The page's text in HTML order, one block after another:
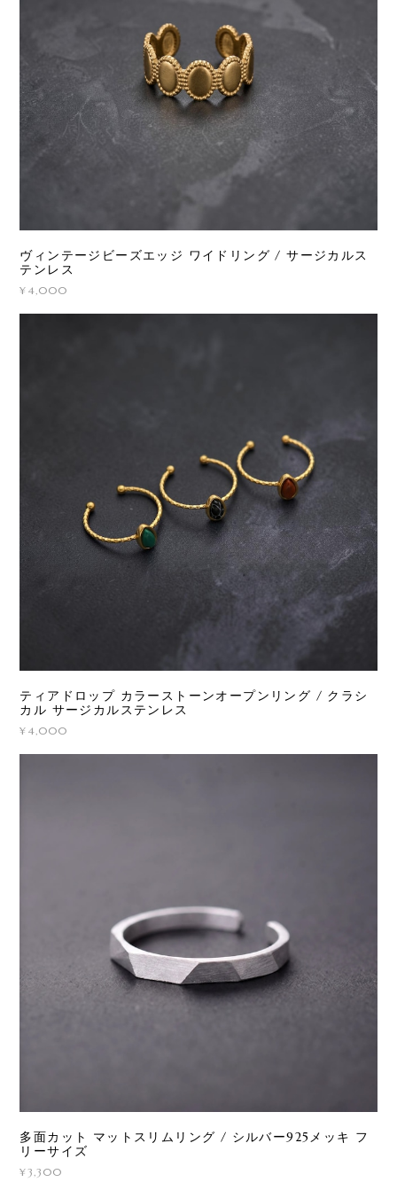
ヴィンテージビーズエッジ ワイドリング / サージカルス
テンレス
¥4,000
ティアドロップ カラーストーンオープンリング / クラシ
カル サージカルステンレス
¥4,000
多面カット マットスリムリング / シルバー925メッキ フ
リーサイズ
¥3,300